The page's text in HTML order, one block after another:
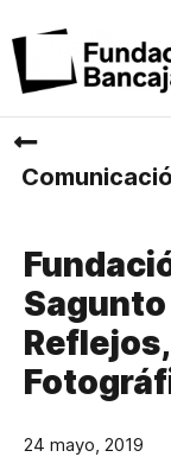
24 mayo, 2019